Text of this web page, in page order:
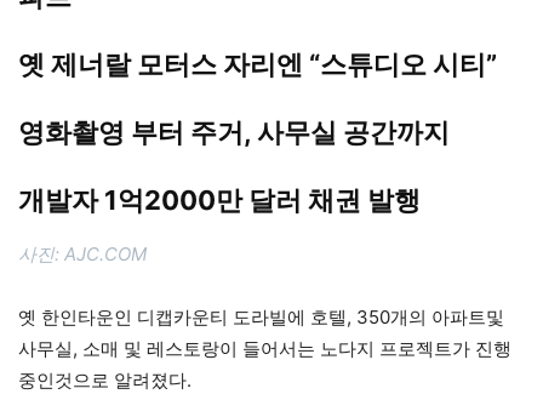
옛 제너랄 모터스 자리엔 “스튜디오 시티”
영화촬영 부터 주거, 사무실 공간까지
개발자 1억2000만 달러 채권 발행
사진: AJC.COM
옛 한인타운인 디캡카운티 도라빌에 호텔, 350개의 아파트및
사무실, 소매 및 레스토랑이 들어서는 노다지 프로젝트가 진행
중인것으로 알려졌다.